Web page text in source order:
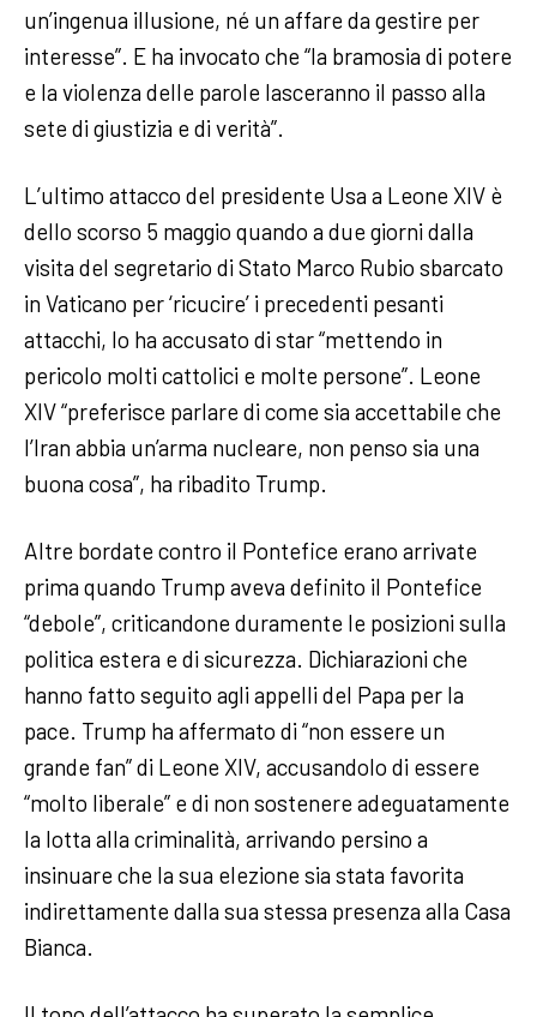
un’ingenua illusione, né un affare da gestire per
interesse”. E ha invocato che “la bramosia di potere
e la violenza delle parole lasceranno il passo alla
sete di giustizia e di verità”.
L’ultimo attacco del presidente Usa a Leone XIV è
dello scorso 5 maggio quando a due giorni dalla
visita del segretario di Stato Marco Rubio sbarcato
in Vaticano per ‘ricucire’ i precedenti pesanti
attacchi, lo ha accusato di star “mettendo in
pericolo molti cattolici e molte persone”. Leone
XIV “preferisce parlare di come sia accettabile che
l’Iran abbia un’arma nucleare, non penso sia una
buona cosa”, ha ribadito Trump.
Altre bordate contro il Pontefice erano arrivate
prima quando Trump aveva definito il Pontefice
“debole”, criticandone duramente le posizioni sulla
politica estera e di sicurezza. Dichiarazioni che
hanno fatto seguito agli appelli del Papa per la
pace. Trump ha affermato di “non essere un
grande fan” di Leone XIV, accusandolo di essere
“molto liberale” e di non sostenere adeguatamente
la lotta alla criminalità, arrivando persino a
insinuare che la sua elezione sia stata favorita
indirettamente dalla sua stessa presenza alla Casa
Bianca.